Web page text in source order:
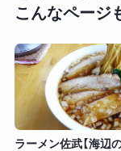
こんなページ
ラーメン佐武【海辺